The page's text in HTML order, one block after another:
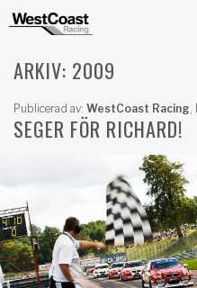
ARKIV: 2009
Publicerad av: WestCoast Racing,
SEGER FÖR RICHARD!